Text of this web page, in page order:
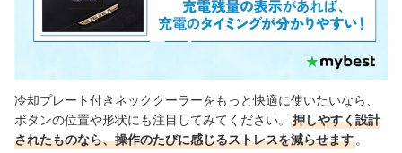
冷却プレート付きネッククーラーをもっと快適に使いたいなら、
ボタンの位置や形状にも注目してみてください。
押しやすく設計
されたものなら、操作のたびに感じるストレスを減らせます。